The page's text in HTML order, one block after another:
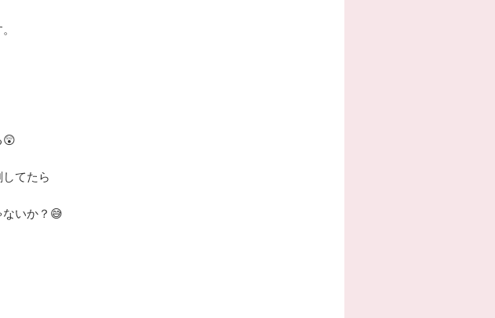
😲
てたら
いか？😅